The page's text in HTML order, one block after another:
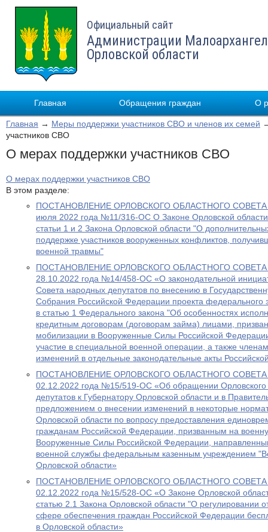
Официальный сайт
Администрации
Орловской области
Главная Обращения граждан О
Главная → Меры поддержки участников СВО и членов их семей
участников СВО
О мерах поддержки участников СВО
О мерах поддержки участников СВО
В этом разделе:
ПОСТАНОВЛЕНИЕ ОРЛОВСКОГО ОБЛАСТНОГО СОВЕТА
июля 2022 года №11/316-ОС О Законе Орловской
статьи 1 и 2 Закона Орловской области "О
поддержке участников вооруженных конфликтов,
военной травмы"
ПОСТАНОВЛЕНИЕ ОРЛОВСКОГО ОБЛАСТНОГО СОВЕТА
28.10.2022 года №14/458-ОС «О законодательной
Совета народных депутатов по внесению в
Собрания Российской Федерации проекта федерального
в статью 1 Федерального закона "Об особенностях
кредитным договорам (договорам займа) лицами,
мобилизации в Вооруженные Силы Российской
участие в специальной военной операции, а также
изменений в отдельные законодательные акты
ПОСТАНОВЛЕНИЕ ОРЛОВСКОГО ОБЛАСТНОГО СОВЕТА
02.12.2022 года №15/519-ОС «Об обращении Орловского
депутатов к Губернатору Орловской области и в
предложением о внесении изменений в некоторые
Орловской области по вопросу предоставления
гражданам Российской Федерации, призванным на
Вооруженные Силы Российской Федерации,
военной службы федеральным казенным учреждением
Орловской области»
ПОСТАНОВЛЕНИЕ ОРЛОВСКОГО ОБЛАСТНОГО СОВЕТА
02.12.2022 года №15/528-ОС «О Законе Орловской
статью 2.1 Закона Орловской области "О регулировании
сфере обеспечения граждан Российской Федерации
в Орловской области»